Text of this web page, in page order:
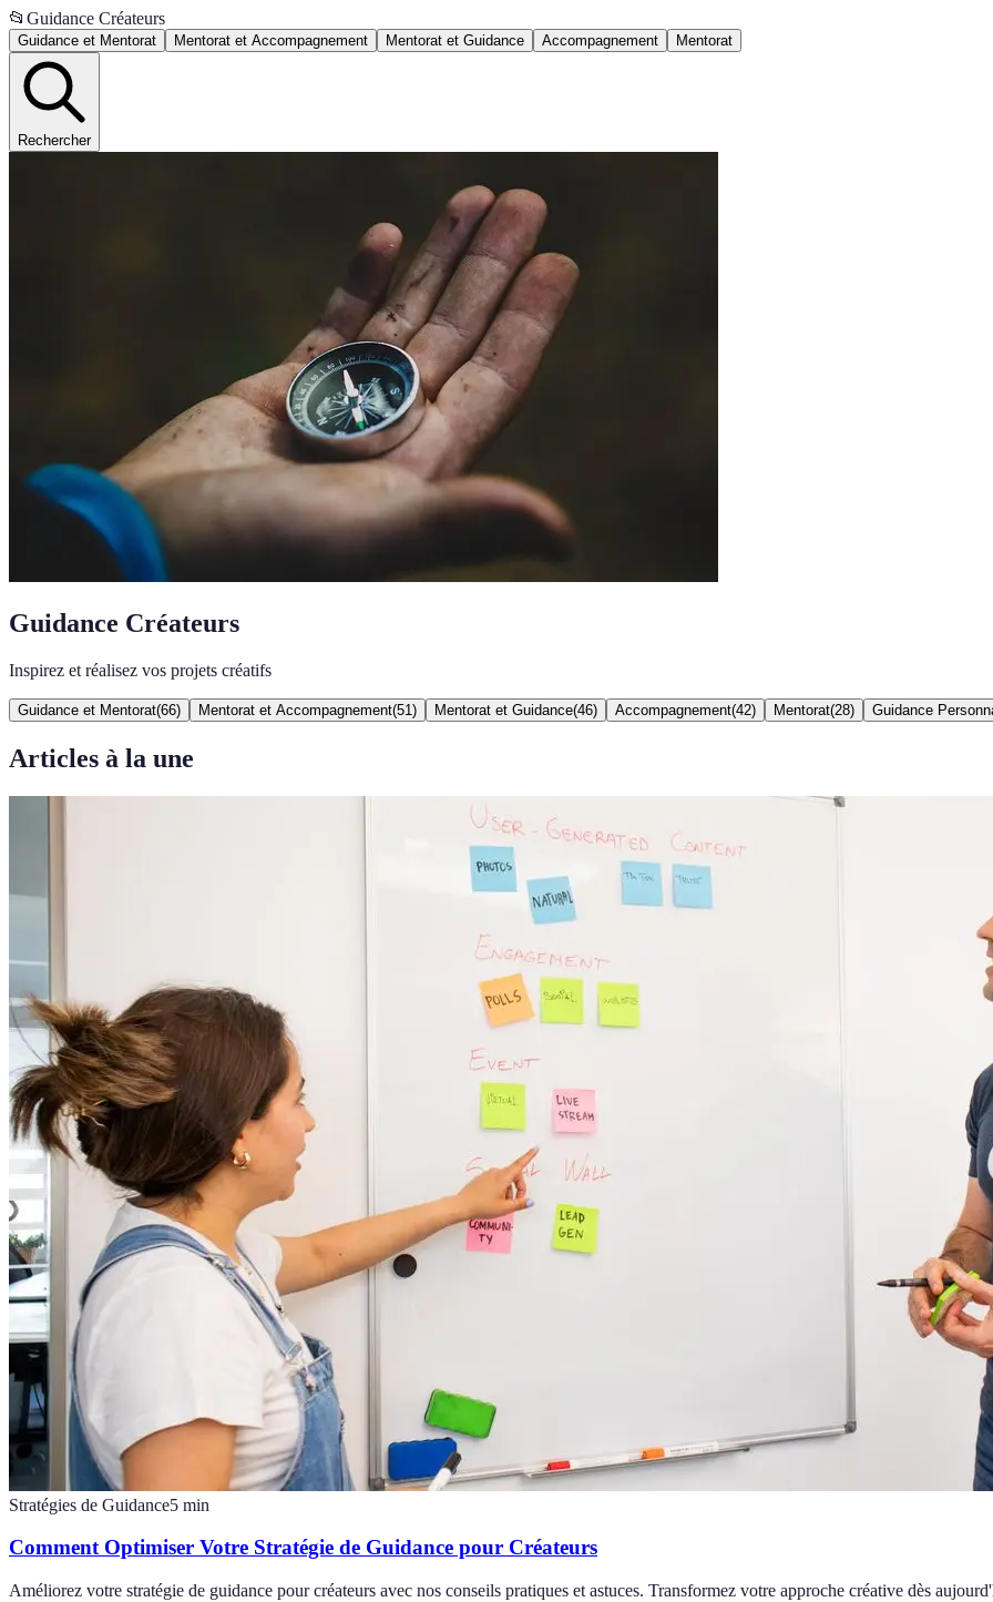
📂 Guidance Créateurs
Guidance et Mentorat Mentorat et Accompagnement Mentorat et Guidance Accompagnement Mentorat
Rechercher
Guidance Créateurs
Inspirez et réalisez vos projets créatifs
Guidance et Mentorat(66) Mentorat et Accompagnement(51 ) Mentorat et Guidance(46) Accompagnement(42) Mentorat(28) Guidance
Articles à la une
Stratégies de Guidance5 min
Comment Optimiser Votre Stratégie de Guidance pour Créateurs
Améliorez votre stratégie de guidance pour créateurs avec nos conseils pratiques et astuces. Transformez votre approche créative dès